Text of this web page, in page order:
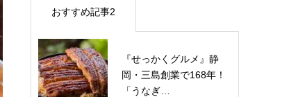
おすすめ記事2
『せっかくグルメ』静
岡・三島創業で168年！
「うなぎ…